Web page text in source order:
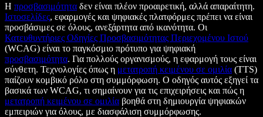
Η προσβασιμότητα δεν είναι πλέον προαιρετική, αλλά απαραίτητη.
Ιστοσελίδες, εφαρμογές και ψηφιακές πλατφόρμες πρέπει να είναι
προσβάσιμες σε όλους, ανεξάρτητα από ικανότητα. Οι
Κατευθυντήριες Οδηγίες Προσβασιμότητας Περιεχομένου Ιστού
(WCAG) είναι το παγκόσμιο πρότυπο για ψηφιακή
προσβασιμότητα. Για πολλούς οργανισμούς, η εφαρμογή τους είναι
σύνθετη. Τεχνολογίες όπως η μετατροπή κειμένου σε ομιλία (TTS)
παίζουν κομβικό ρόλο στη συμμόρφωση. Ο οδηγός αυτός εξηγεί τα
βασικά των WCAG, τι σημαίνουν για τις επιχειρήσεις και πώς η
μετατροπή κειμένου σε ομιλία βοηθά στη δημιουργία ψηφιακών
εμπειριών για όλους, με διασφάλιση συμμόρφωσης.